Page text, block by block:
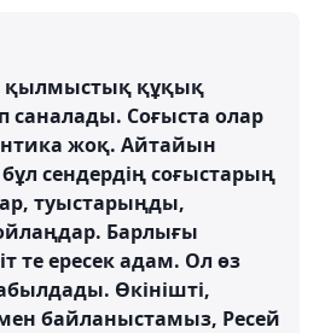
қылмыстық құқық
Соғыста олар
жоқ. Айтайын
бұл сендердің соғыстарың
туыстарыңды,
Барлығы
те ересек адам. Ол өз
Өкінішті,
байланыстамыз, Ресей